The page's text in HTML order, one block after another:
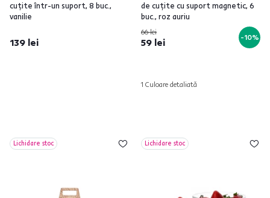
cuţite într-un suport, 8 buc.,
vanilie
139 lei
de cuţite cu suport magnetic, 6
buc., roz auriu
66 lei
59 lei -10%
1 Culoare detaliată
Lichidare stoc Lichidare stoc